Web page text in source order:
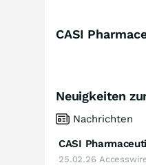
CASI
Neuigkeiten
Nachrichten
CASI
25.02.26